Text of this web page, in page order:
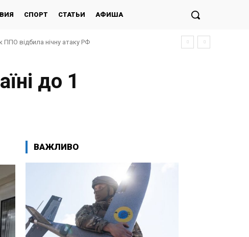
СПОРТ СТАТЬИ АФИША
ППО відбила нічну атаку РФ
до 1
ВАЖЛИВО